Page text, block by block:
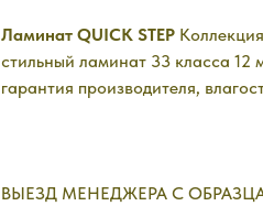
Ламинат QUICK STEP
стильный ламинат 33 класса
гарантия производителя,
ВЫЕЗД МЕНЕДЖЕРА С